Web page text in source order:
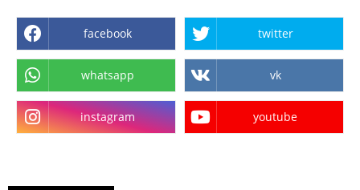
facebook twitter
whatsapp vk
instagram youtube